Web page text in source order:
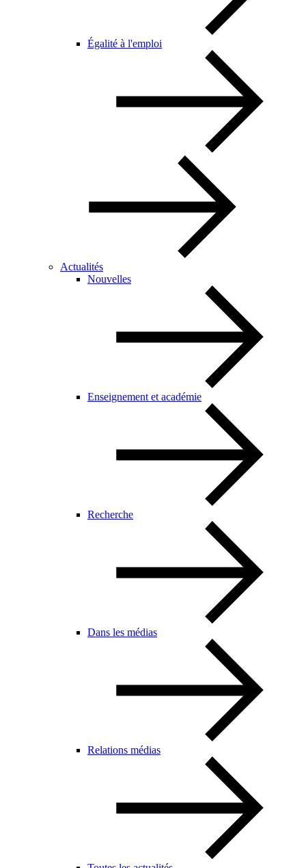
Égalité à l'emploi
Actualités
Nouvelles
Enseignement et académie
Recherche
Dans les médias
Relations médias